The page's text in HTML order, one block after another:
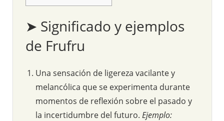
➤ Significado y ejemplos
de Frufru
Una sensación de ligereza vacilante y
melancólica que se experimenta durante
momentos de reflexión sobre el pasado y
la incertidumbre del futuro. Ejemplo: